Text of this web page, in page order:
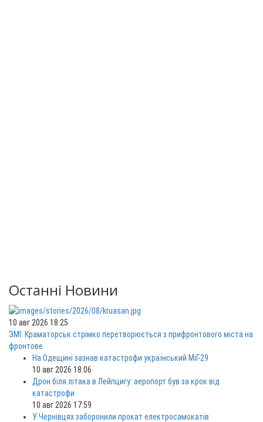
Останні Новини
10 авг 2026 18:25
ЗМІ: Краматорськ стрімко перетворюється з прифронтового міста на
фронтове
На Одещині зазнав катастрофи український МіГ-29
10 авг 2026 18:06
Дрон біля літака в Лейпцигу: аеропорт був за крок від
катастрофи
10 авг 2026 17:59
У Чернівцях заборонили прокат електросамокатів